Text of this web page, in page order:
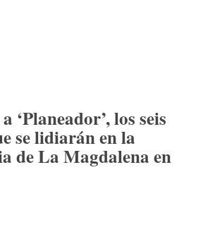
‘Planeador’, los seis
se lidiarán en la
de La Magdalena en